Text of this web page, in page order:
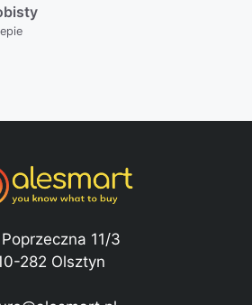
11/3
282 Olsztyn